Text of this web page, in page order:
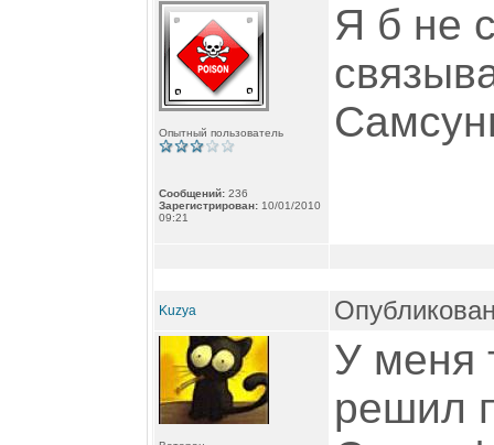
Опытный пользователь
Сообщений: 236
Зарегистрирован: 10/01/2010
09:21
Я б не
Kuzya
У меня
решил